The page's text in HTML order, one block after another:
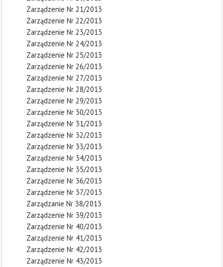
Zarządzenie Nr 21/2013
Zarządzenie Nr 22/2013
Zarządzenie Nr 23/2013
Zarządzenie Nr 24/2013
Zarządzenie Nr 25/2013
Zarządzenie Nr 26/2013
Zarządzenie Nr 27/2013
Zarządzenie Nr 28/2013
Zarządzenie Nr 29/2013
Zarządzenie Nr 30/2013
Zarządzenie Nr 31/2013
Zarządzenie Nr 32/2013
Zarządzenie Nr 33/2013
Zarządzenie Nr 34/2013
Zarządzenie Nr 35/2013
Zarządzenie Nr 36/2013
Zarządzenie Nr 37/2013
Zarządzanie Nr 38/2013
Zarządzenie Nr 39/2013
Zarządzenie Nr 40/2013
Zarządzenie Nr 41/2013
Zarządzenie Nr 42/2013
Zarządzenie Nr 43/2013